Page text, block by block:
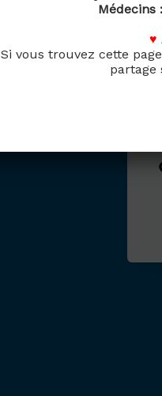
Médecins :
♥
Si vous trouvez cette
partage